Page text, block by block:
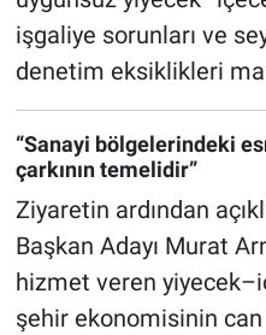
işgaliye sorunları ve
denetim eksiklikleri
“Sanayi bölgelerindeki
çarkının temelidir”
Ziyaretin ardından
Başkan Adayı Murat
hizmet veren
şehir ekonomisinin